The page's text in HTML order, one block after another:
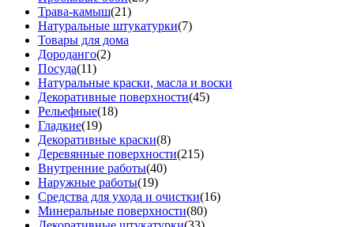
Трава-камыш(21)
Натуральные штукатурки(7)
Товары для дома
Дороданго(2)
Посуда(11)
Натуральные краски, масла и воски
Декоративные поверхности(45)
Рельефные(18)
Гладкие(19)
Декоративные краски(8)
Деревянные поверхности(215)
Внутренние работы(40)
Наружные работы(19)
Средства для ухода и очистки(16)
Минеральные поверхности(80)